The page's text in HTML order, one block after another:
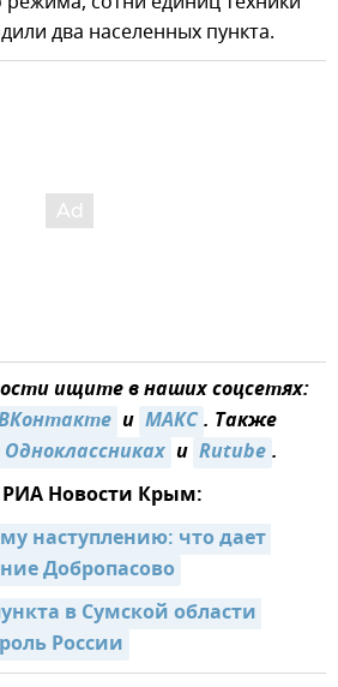
два населенных пункта.
ищите в наших соцсетях:
и МАКС. Также
Одноклассниках и Rutube.
Новости Крым:
наступлению: что дает
Добропасово
в Сумской области
России